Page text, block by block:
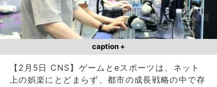
caption +
【2月5日 CNS】ゲームとeスポーツは、ネット
上の娯楽にとどまらず、都市の成長戦略の中で存